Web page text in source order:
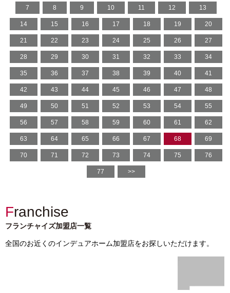
7 8 9 10 11 12 13
14 15 16 17 18 19 20
21 22 23 24 25 26 27
28 29 30 31 32 33 34
35 36 37 38 39 40 41
42 43 44 45 46 47 48
49 50 51 52 53 54 55
56 57 58 59 60 61 62
63 64 65 66 67 68 69
70 71 72 73 74 75 76
77 >>
Franchise
フランチャイズ加盟店一覧
全国のお近くのインデュアホーム加盟店をお探しいただけます。